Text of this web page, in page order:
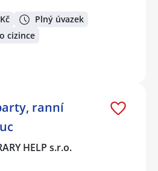
Plný úvazek
cizince
ranní
HELP s.r.o.